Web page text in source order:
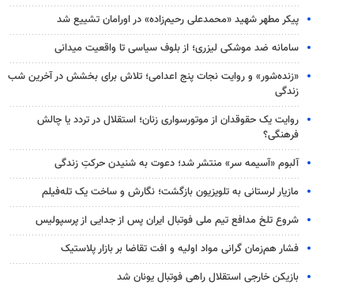
پیکر مطهر شهید «محمدعلی رحیم‌زاده» در اورامان تشییع شد
سامانه ضد موشکی لیزری؛ از بلوف سیاسی تا واقعیت میدانی
«زنده‌شور» و روایت نجات پنج اعدامی؛ تلاش برای بخشش در آخرین شب
زندگی
روایت یک حقوقدان از موتورسواری زنان؛ استقلال در تردد یا چالش
فرهنگی؟
آلبوم «آسیمه سر» منتشر شد؛ دعوت به شنیدن حرکتِ زندگی
مازیار لرستانی به تلویزیون بازگشت؛ نگارش و ساخت یک تله‌فیلم
شروع تلخ مدافع تیم ملی فوتبال ایران پس از جدایی از پرسپولیس
فشار هم‌زمان گرانی مواد اولیه و افت تقاضا بر بازار پلاستیک
بازیکن خارجی استقلال راهی فوتبال یونان شد